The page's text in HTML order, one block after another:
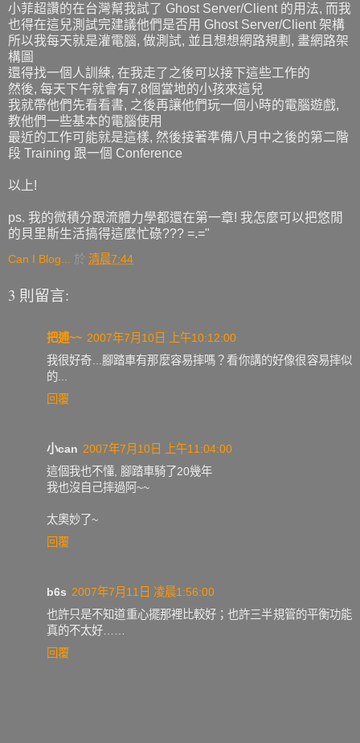
小菲超讚的在台灣幫我試了 Ghost Server/Client 的用法, 而我
也得在這兒測試完建議他們是否用 Ghost Server/Client 架構
所以我每天就是灌電腦, 做測試, 並且想想網路規劃, 畫網路架
構圖
還得找一個人訓練, 在我走了之後可以接下這些工作的
然後, 每天下午就會有7,8個當地的小孩來這兒
我就帶他們先看看書, 之後再讓他們玩一個小時的電腦遊戲,
教他們一些基本的電腦使用
最近的工作可能就是這樣, 然後接著準備八月中之後的第二階
段 Training 跟一個 Conference
以上!
ps. 我的微積分跟流體力學都還在第一章! 我怎麼可以把悠閒
的貝里斯生活搞得這麼忙碌??? =.="
Can I Blog... 於 清晨7:44
3 則留言:
把逋~~ 2007年7月10日 上午10:12:00
我很好奇...腳踏車有那麼容易摔嗎？看你講的好像很容易摔似
的...
回覆
小can 2007年7月10日 上午11:04:00
這個我也不懂, 腳踏車騎了20幾年
我也沒自己摔過阿~~
太奧妙了~
回覆
b6s 2007年7月11日 凌晨1:56:00
也許只是不知道重心擺那裡比較好；也許三半規管的平衡功能
真的不太好……
回覆